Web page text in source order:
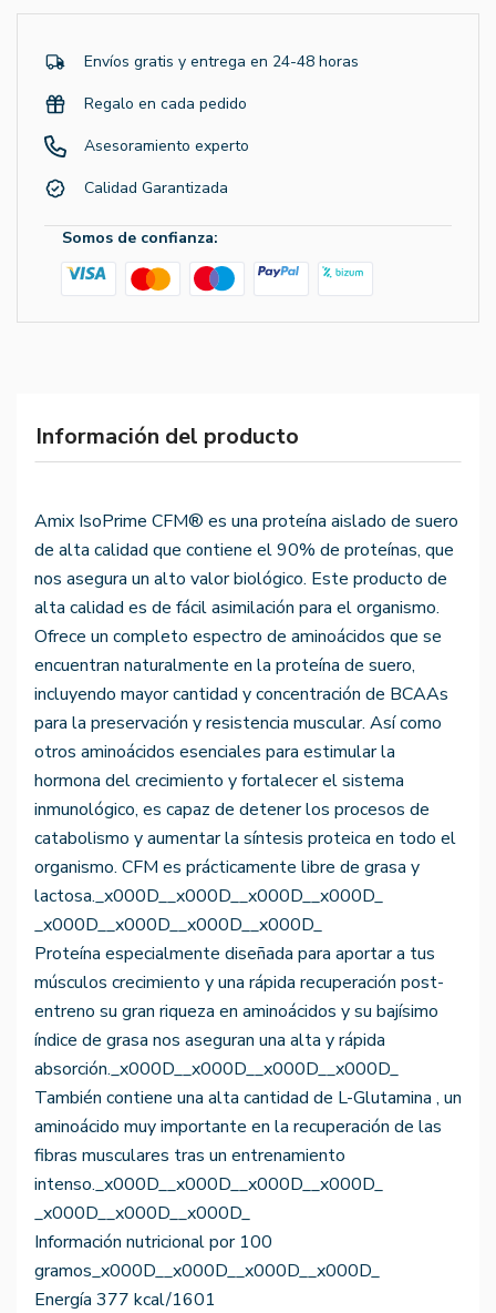
Envíos gratis y entrega en 24-48 horas
Regalo en cada pedido
Asesoramiento experto
Calidad Garantizada
Somos de confianza:
Información del producto
Amix IsoPrime CFM® es una proteína aislado de suero
de alta calidad que contiene el 90% de proteínas, que
nos asegura un alto valor biológico. Este producto de
alta calidad es de fácil asimilación para el organismo.
Ofrece un completo espectro de aminoácidos que se
encuentran naturalmente en la proteína de suero,
incluyendo mayor cantidad y concentración de BCAAs
para la preservación y resistencia muscular. Así como
otros aminoácidos esenciales para estimular la
hormona del crecimiento y fortalecer el sistema
inmunológico, es capaz de detener los procesos de
catabolismo y aumentar la síntesis proteica en todo el
organismo. CFM es prácticamente libre de grasa y
lactosa._x000D__x000D__x000D__x000D_
_x000D__x000D__x000D__x000D_
Proteína especialmente diseñada para aportar a tus
músculos crecimiento y una rápida recuperación post-
entreno su gran riqueza en aminoácidos y su bajísimo
índice de grasa nos aseguran una alta y rápida
absorción._x000D__x000D__x000D__x000D_
También contiene una alta cantidad de L-Glutamina , un
aminoácido muy importante en la recuperación de las
fibras musculares tras un entrenamiento
intenso._x000D__x000D__x000D__x000D_
_x000D__x000D__x000D_
Información nutricional por 100
gramos_x000D__x000D__x000D__x000D_
Energía 377 kcal/1601